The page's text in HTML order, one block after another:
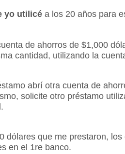
yo utilicé a los 20 años para
de ahorros de $1,000
cantidad, utilizando la
abrí otra cuenta de
solicite otro préstamo
dólares que me prestaron,
en el 1re banco.